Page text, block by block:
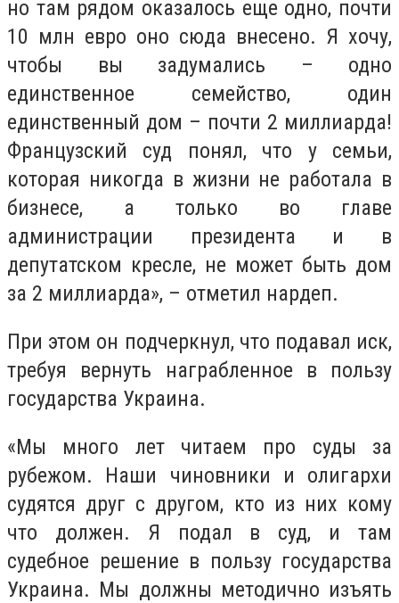
но там рядом оказалось еще одно, почти
10 млн евро оно сюда внесено. Я хочу,
чтобы вы задумались – одно
единственное семейство, один
единственный дом – почти 2 миллиарда!
Французский суд понял, что у семьи,
которая никогда в жизни не работала в
бизнесе, а только во главе
администрации президента и в
депутатском кресле, не может быть дом
за 2 миллиарда», – отметил нардеп.
При этом он подчеркнул, что подавал иск,
требуя вернуть награбленное в пользу
государства Украина.
«Мы много лет читаем про суды за
рубежом. Наши чиновники и олигархи
судятся друг с другом, кто из них кому
что должен. Я подал в суд, и там
судебное решение в пользу государства
Украина. Мы должны методично изъять